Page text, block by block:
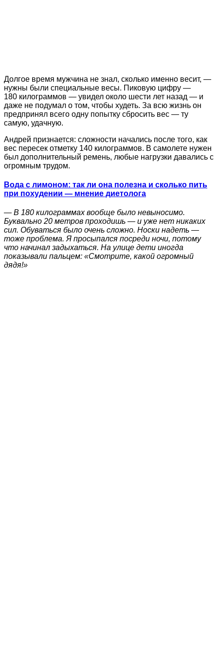
Долгое время мужчина не знал, сколько именно весит, —
нужны были специальные весы. Пиковую цифру —
180 килограммов — увидел около шести лет назад — и
даже не подумал о том, чтобы худеть. За всю жизнь он
предпринял всего одну попытку сбросить вес — ту
самую, удачную.
Андрей признается: сложности начались после того, как
вес пересек отметку 140 килограммов. В самолете нужен
был дополнительный ремень, любые нагрузки давались с
огромным трудом.
Вода с лимоном: так ли она полезна и сколько пить
при похудении — мнение диетолога
— В 180 килограммах вообще было невыносимо.
Буквально 20 метров проходишь — и уже нет никаких
сил. Обуваться было очень сложно. Носки надеть —
тоже проблема. Я просыпался посреди ночи, потому
что начинал задыхаться. На улице дети иногда
показывали пальцем: «Смотрите, какой огромный
дядя!»